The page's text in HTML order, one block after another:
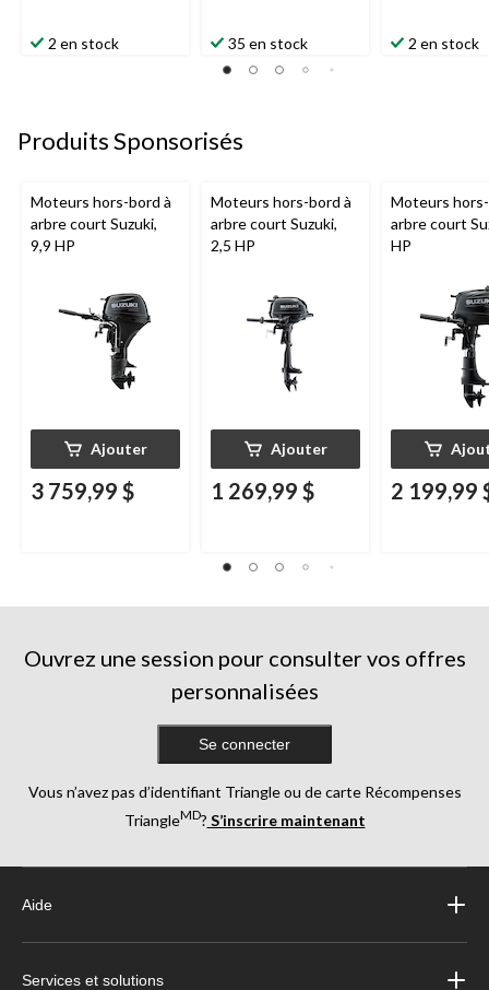
2 en stock 35 en stock 2 en stock
Produits Sponsorisés
Moteurs hors-bord à
arbre court Suzuki,
9,9 HP
Ajouter
3 759,99 $
Moteurs hors-bord à
arbre court Suzuki,
2,5 HP
Ajouter
1 269,99 $
Moteurs
arbre court
HP
2 199,99
Ouvrez une session pour consulter vos offres
personnalisées
Se connecter
Vous n’avez pas d’identifiant Triangle ou de carte Récompenses
TriangleMD? S’inscrire maintenant
Aide
Services et solutions